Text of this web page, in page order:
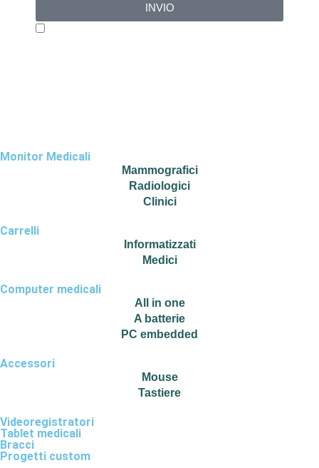
INVIO
Monitor Medicali
Mammografici
Radiologici
Clinici
Carrelli
Informatizzati
Medici
Computer medicali
All in one
A batterie
PC embedded
Accessori
Mouse
Tastiere
Videoregistratori
Tablet medicali
Bracci
Progetti custom